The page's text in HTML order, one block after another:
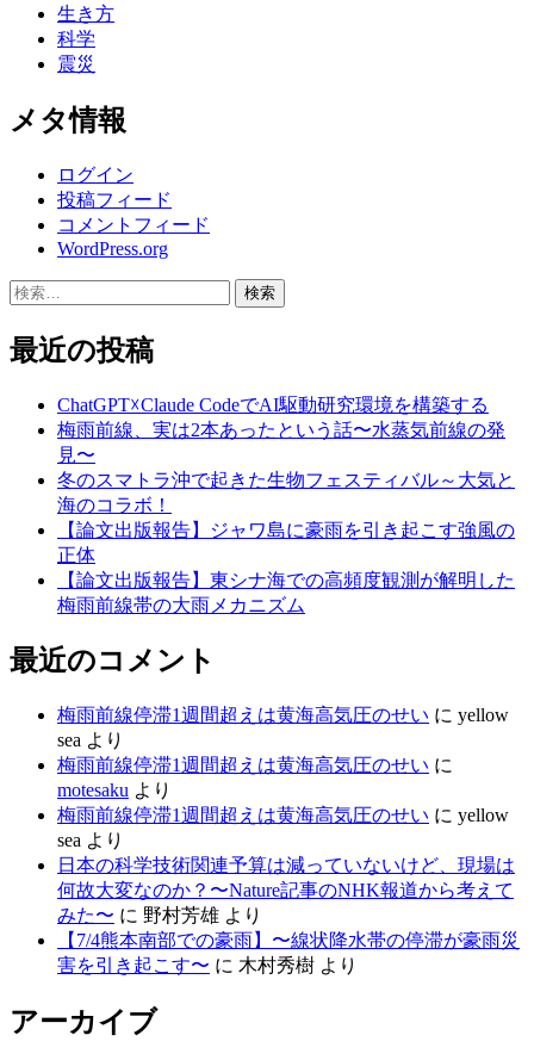
生き方
科学
震災
メタ情報
ログイン
投稿フィード
コメントフィード
WordPress.org
検
最近の投稿
ChatGPT☓Claude CodeでAI駆動研究環境を構築する
梅雨前線、実は2本あったという話〜水蒸気前線の発
見〜
冬のスマトラ沖で起きた生物フェスティバル～大気と
海のコラボ！
【論文出版報告】ジャワ島に豪雨を引き起こす強風の
正体
【論文出版報告】東シナ海での高頻度観測が解明した
梅雨前線帯の大雨メカニズム
最近のコメント
梅雨前線停滞1週間超えは黄海高気圧のせい に yellow
sea より
梅雨前線停滞1週間超えは黄海高気圧のせい に
motesaku より
梅雨前線停滞1週間超えは黄海高気圧のせい に yellow
sea より
日本の科学技術関連予算は減っていないけど、現場は
何故大変なのか？〜Nature記事のNHK報道から考えて
みた〜 に 野村芳雄 より
【7/4熊本南部での豪雨】〜線状降水帯の停滞が豪雨災
害を引き起こす〜 に 木村秀樹 より
アーカイブ